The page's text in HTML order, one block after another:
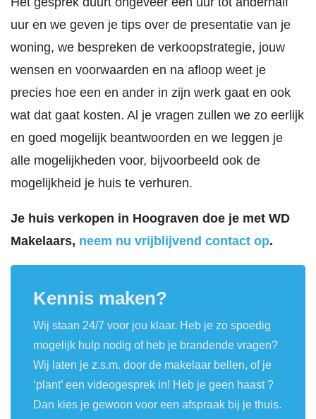
uur en we geven je tips over de presentatie van je
woning, we bespreken de verkoopstrategie, jouw
wensen en voorwaarden en na afloop weet je
precies hoe een en ander in zijn werk gaat en ook
wat dat gaat kosten. Al je vragen zullen we zo eerlijk
en goed mogelijk beantwoorden en we leggen je
alle mogelijkheden voor, bijvoorbeeld ook de
mogelijkheid je huis te verhuren.
Je huis verkopen in Hoograven doe je met WD
Makelaars, neem nu vrijblijvend contact op.
Kennis maken?
Wij staan 24/7 voor jou klaar. Heb je zo spoedig
mogelijk hulp nodig of heb je brandende vragen?
Wij laten je z.s.m. door de makelaar bellen, of je
‘plant’ een videogesprek in! Heb je geen haast ?
Dan kies je gewoon voor een afspraak bij je thuis.